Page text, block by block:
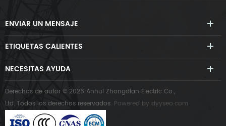
ENVIAR UN MENSAJE
ETIQUETAS CALIENTES
NECESITAS AYUDA
Derechos de autor © 2026 Anhui Zhongdian Electric Co.,
Ltd..Todos los derechos reservados. Powered by dyyseo.com